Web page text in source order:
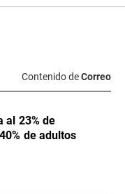
Contenido deCorreo
al 23% de
de adultos